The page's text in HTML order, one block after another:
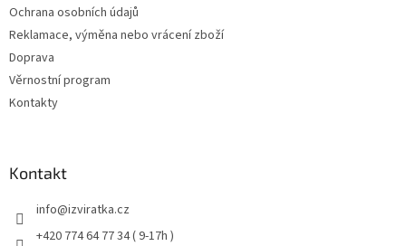
Ochrana osobních údajů
Reklamace, výměna nebo vrácení zboží
Doprava
Věrnostní program
Kontakty
Kontakt
info@izviratka.cz
+420 774 64 77 34 ( 9-17h )